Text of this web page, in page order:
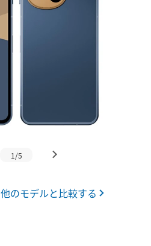
1/5
他のモデルと比較する